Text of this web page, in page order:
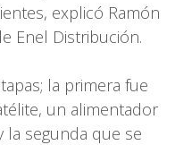
explicó Ramón
Enel Distribución.
la primera fue
un alimentador
la segunda que se